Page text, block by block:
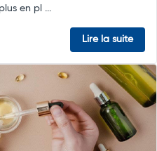
en pl ...
Lire la suite